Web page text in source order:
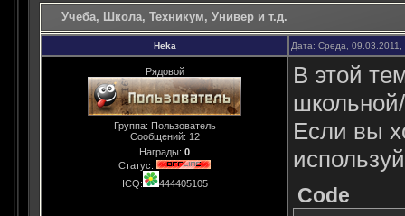
Учеба, Школа, Техникум, Универ и т.д.
Heka Дата: Среда,
Рядовой
Группа: Пользователь
Сообщений: 12
Награды: 0
Статус:
ICQ:
444405105
В этой
Если вы
Code